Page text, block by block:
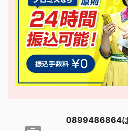
0899486864